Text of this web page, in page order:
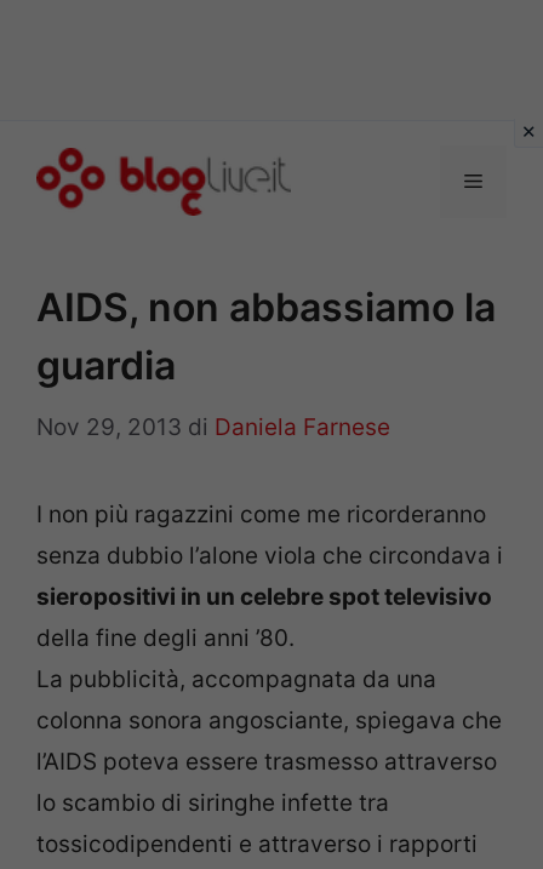
Menu
AIDS, non abbassiamo la
guardia
Nov 29, 2013 di Daniela Farnese
I non più ragazzini come me ricorderanno
senza dubbio l’alone viola che circondava i
sieropositivi in un celebre spot televisivo
della fine degli anni ’80.
La pubblicità, accompagnata da una
colonna sonora angosciante, spiegava che
l’AIDS poteva essere trasmesso attraverso
lo scambio di siringhe infette tra
tossicodipendenti e attraverso i rapporti